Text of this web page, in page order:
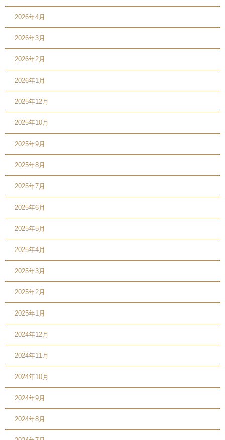
2026年4月
2026年3月
2026年2月
2026年1月
2025年12月
2025年10月
2025年9月
2025年8月
2025年7月
2025年6月
2025年5月
2025年4月
2025年3月
2025年2月
2025年1月
2024年12月
2024年11月
2024年10月
2024年9月
2024年8月